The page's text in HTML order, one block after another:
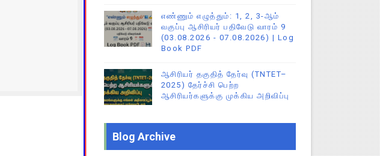
எண்ணும் எழுத்தும்: 1, 2, 3-ஆம்
வகுப்பு ஆசிரியர் பதிவேடு வாரம் 9
(03.08.2026 - 07.08.2026) | Log
Book PDF
ஆசிரியர் தகுதித் தேர்வு (TNTET–
2025) தேர்ச்சி பெற்ற
ஆசிரியர்களுக்கு முக்கிய அறிவிப்பு
Blog Archive